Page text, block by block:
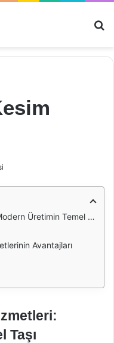
Üretimin Temel Taşı
Avantajları
Taşı